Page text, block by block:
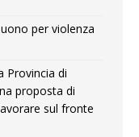
per violenza
Provincia di
proposta di
sul fronte